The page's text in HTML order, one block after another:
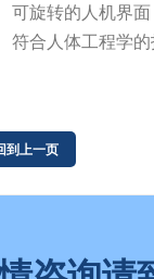
可旋转的人机界
符合人体工程学